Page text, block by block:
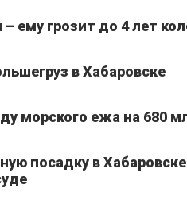
– ему грозит до 4 лет
в Хабаровске
морского ежа на 680
посадку в